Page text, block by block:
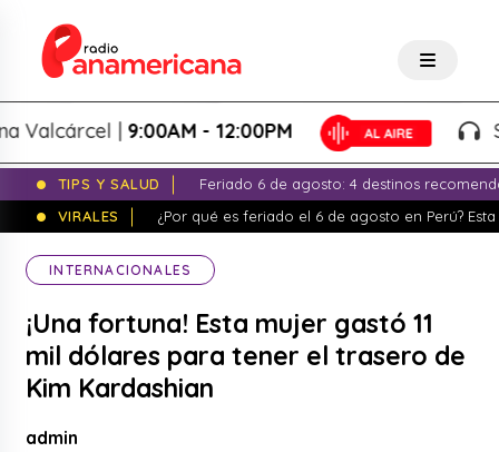
|9:00AM - 12:00PM
TIPS Y SALUD
Feriado 6 de agosto: 4 destinos
VIRALES
¿Por qué es feriado el 6 de agosto en Perú?
INTERNACIONALES
¡Una fortuna! Esta mujer gastó 11
mil dólares para tener el trasero de
Kim Kardashian
admin